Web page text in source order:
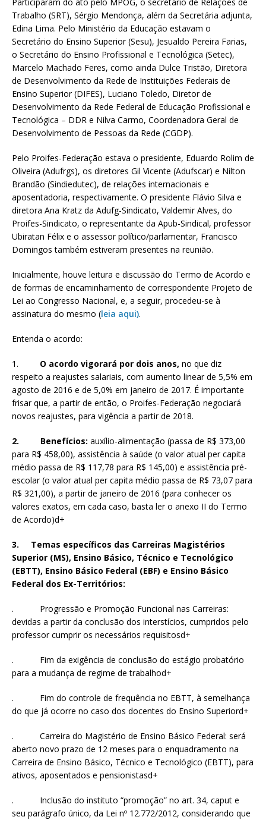
Trabalho (SRT), Sérgio Mendonça, além da Secretária adjunta,
Edina Lima. Pelo Ministério da Educação estavam o
Secretário do Ensino Superior (Sesu), Jesualdo Pereira Farias,
o Secretário do Ensino Profissional e Tecnológica (Setec),
Marcelo Machado Feres, como ainda Dulce Tristão, Diretora
de Desenvolvimento da Rede de Instituições Federais de
Ensino Superior (DIFES), Luciano Toledo, Diretor de
Desenvolvimento da Rede Federal de Educação Profissional e
Tecnológica – DDR e Nilva Carmo, Coordenadora Geral de
Desenvolvimento de Pessoas da Rede (CGDP).
Pelo Proifes-Federação estava o presidente, Eduardo Rolim de
Oliveira (Adufrgs), os diretores Gil Vicente (Adufscar) e Nilton
Brandão (Sindiedutec), de relações internacionais e
aposentadoria, respectivamente. O presidente Flávio Silva e
diretora Ana Kratz da Adufg-Sindicato, Valdemir Alves, do
Proifes-Sindicato, o representante da Apub-Sindical, professor
Ubiratan Félix e o assessor político/parlamentar, Francisco
Domingos também estiveram presentes na reunião.
Inicialmente, houve leitura e discussão do Termo de Acordo e
de formas de encaminhamento de correspondente Projeto de
Lei ao Congresso Nacional, e, a seguir, procedeu-se à
assinatura do mesmo (leia aqui).
Entenda o acordo:
1. O acordo vigorará por dois anos, no que diz
respeito a reajustes salariais, com aumento linear de 5,5% em
agosto de 2016 e de 5,0% em janeiro de 2017. É importante
frisar que, a partir de então, o Proifes-Federação negociará
novos reajustes, para vigência a partir de 2018.
2. Benefícios: auxílio-alimentação (passa de R$ 373,00
para R$ 458,00), assistência à saúde (o valor atual per capita
médio passa de R$ 117,78 para R$ 145,00) e assistência pré-
escolar (o valor atual per capita médio passa de R$ 73,07 para
R$ 321,00), a partir de janeiro de 2016 (para conhecer os
valores exatos, em cada caso, basta ler o anexo II do Termo
de Acordo)d+
3. Temas específicos das Carreiras Magistérios
Superior (MS), Ensino Básico, Técnico e Tecnológico
(EBTT), Ensino Básico Federal (EBF) e Ensino Básico
Federal dos Ex-Territórios:
. Progressão e Promoção Funcional nas Carreiras:
devidas a partir da conclusão dos interstícios, cumpridos pelo
professor cumprir os necessários requisitosd+
. Fim da exigência de conclusão do estágio probatório
para a mudança de regime de trabalhod+
. Fim do controle de frequência no EBTT, à semelhança
do que já ocorre no caso dos docentes do Ensino Superiord+
. Carreira do Magistério de Ensino Básico Federal: será
aberto novo prazo de 12 meses para o enquadramento na
Carreira de Ensino Básico, Técnico e Tecnológico (EBTT), para
ativos, aposentados e pensionistasd+
. Inclusão do instituto “promoção” no art. 34, caput e
seu parágrafo único, da Lei nº 12.772/2012, considerando que